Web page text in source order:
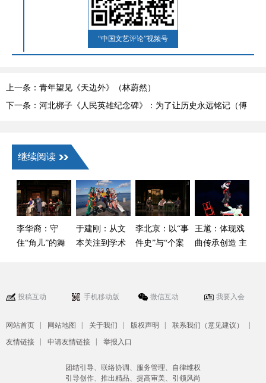
“中国文艺评论”视频号
上一条：青年望见《天边外》（林蔚然）
下一条：河北梆子《人民英雄纪念碑》：为了让历史永远铭记（傅
继续阅读
李华裔：守
住“角儿”的舞
于建刚：从文
本关注到学术
李北京：以“事
件史”与“个案
王馗：体现戏
曲传承创造 主
投稿互动 手机移动版 微信互动 我要入会
网站首页 | 网站地图 | 关于我们 | 版权声明 | 联系我们（意见建议） |
友情链接 | 申请友情链接 | 举报入口
团结引导、联络协调、服务管理、自律维权
引导创作、推出精品、提高审美、引领风尚